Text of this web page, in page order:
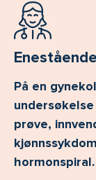
På en
prøve,
hormonspiral.